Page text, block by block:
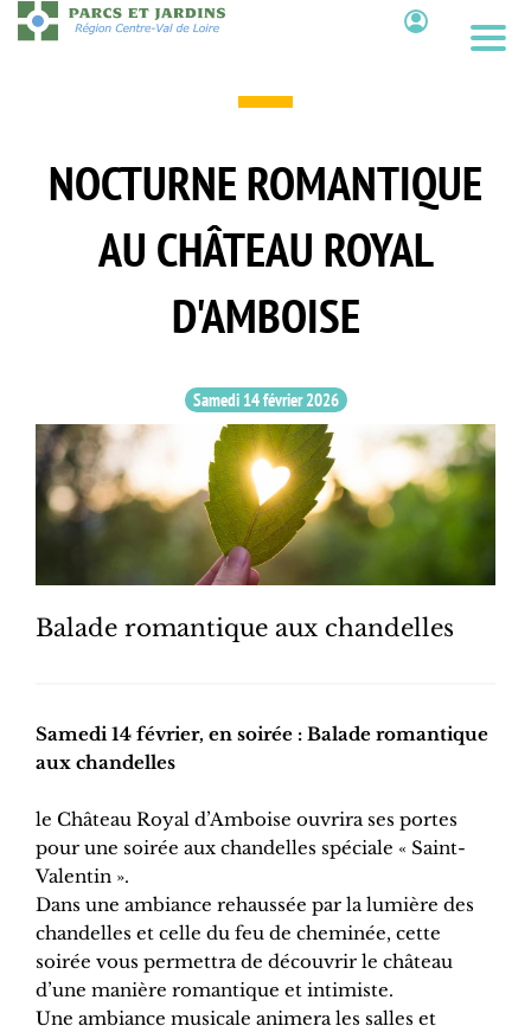
Aller
au
NOCTURNE ROMANTIQUE
AU CHÂTEAU ROYAL
D'AMBOISE
Samedi 14 février 2026
Balade romantique aux chandelles
Samedi 14 février, en soirée : Balade romantique
aux chandelles
le Château Royal d’Amboise ouvrira ses portes
pour une soirée aux chandelles spéciale « Saint-
Valentin ».
Dans une ambiance rehaussée par la lumière des
chandelles et celle du feu de cheminée, cette
soirée vous permettra de découvrir le château
d’une manière romantique et intimiste.
Une ambiance musicale animera les salles et